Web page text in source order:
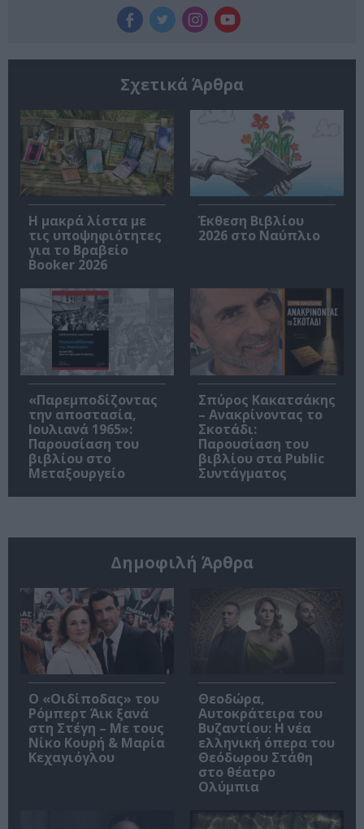
Σχετικά Άρθρα
Η μακρά λίστα με
τις υποψηφιότητες
για το Βραβείο
Booker 2026
Έκθεση Βιβλίου
2026 στο Ναύπλιο
«Παρεμποδίζοντας
την αποστασία,
Ιουλιανά 1965»:
Παρουσίαση του
βιβλίου στο
Μεταξουργείο
Σπύρος Κακατσάκης
– Ανακρίνοντας το
Σκοτάδι:
Παρουσίαση του
βιβλίου στα Public
Συντάγματος
Δημοφιλή Άρθρα
O «Οιδίποδας» του
Ρόμπερτ Άικ ξανά
στη Στέγη – Με τους
Νίκο Κουρή & Μαρία
Κεχαγιόγλου
Θεοδώρα,
Αυτοκράτειρα του
Βυζαντίου: Η νέα
ελληνική όπερα του
Θεόδωρου Στάθη
στο θέατρο
Ολύμπια